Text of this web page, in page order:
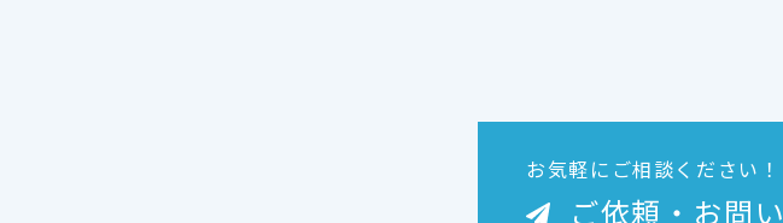
お気軽にご相談ください！
ご依頼・お問